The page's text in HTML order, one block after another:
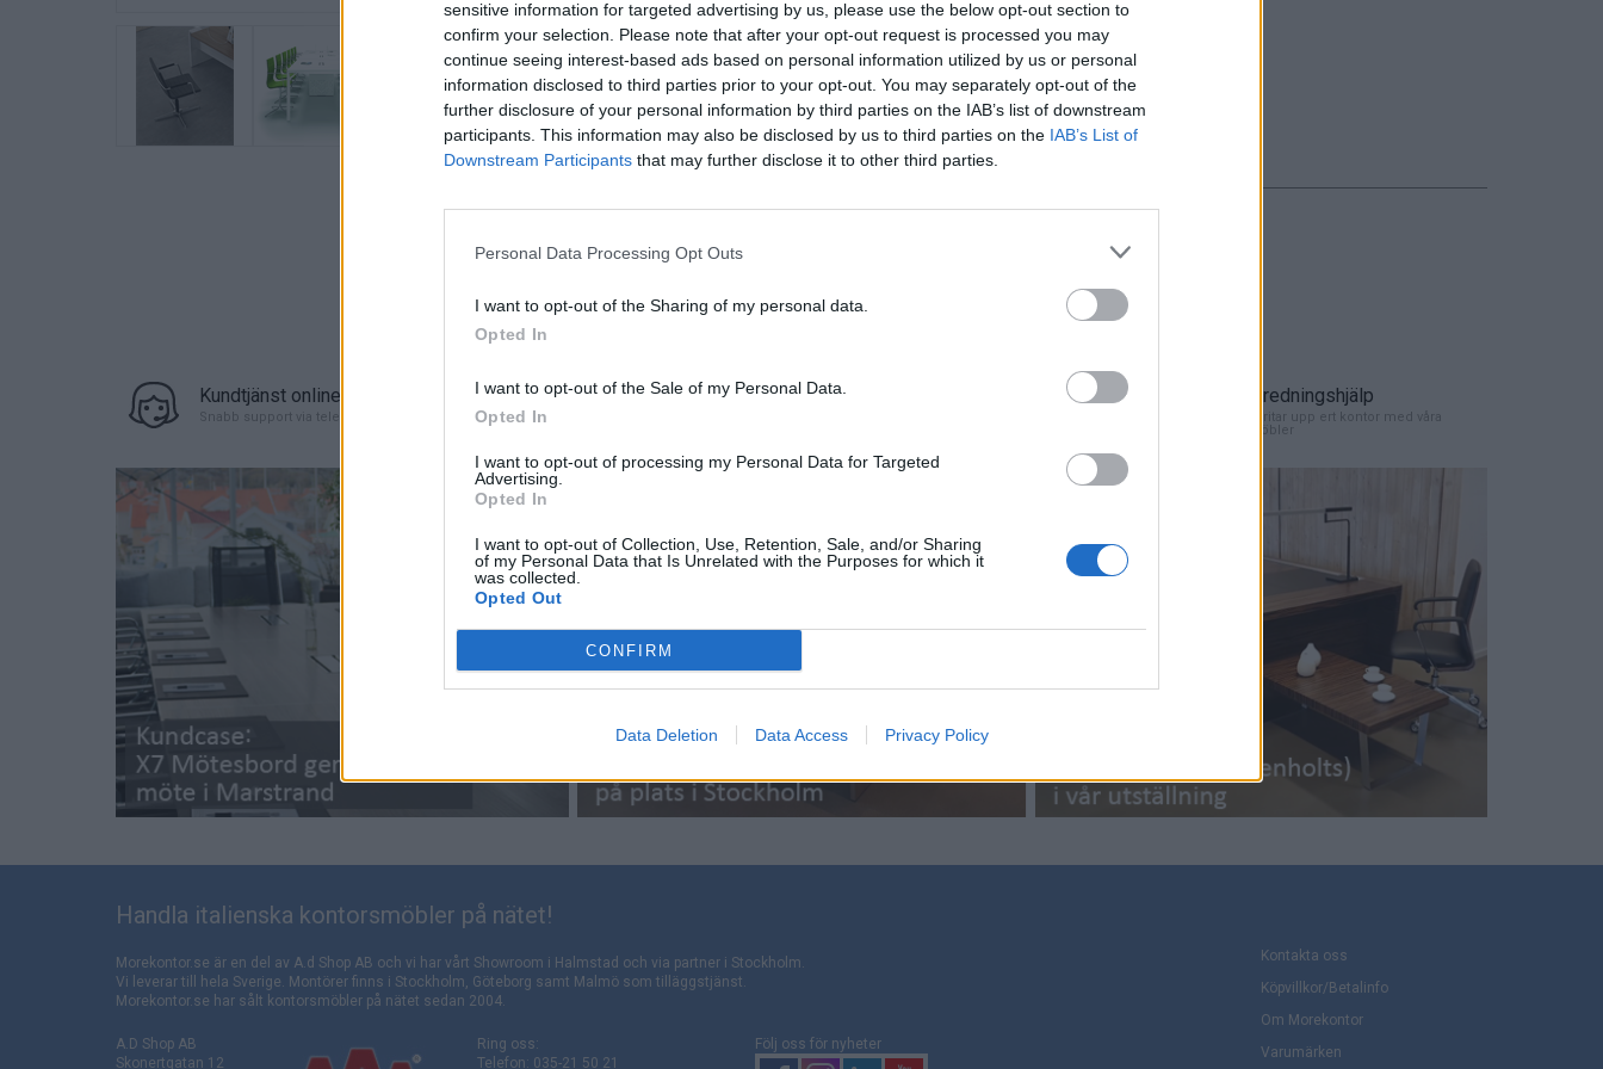
sensitive information for targeted advertising by us, please use the below opt-out section to
confirm your selection. Please note that after your opt-out request is processed you may
continue seeing interest-based ads based on personal information utilized by us or personal
information disclosed to third parties prior to your opt-out. You may separately opt-out of the
further disclosure of your personal information by third parties on the IAB’s list of downstream
participants. This information may also be disclosed by us to third parties on the IAB’s List of
Downstream Participants that may further disclose it to other third parties.
Personal Data Processing Opt Outs
I want to opt-out of the Sharing of my personal data.
Opted In
I want to opt-out of the Sale of my Personal Data.
Opted In
I want to opt-out of processing my Personal Data for Targeted
Advertising.
Opted In
I want to opt-out of Collection, Use, Retention, Sale, and/or Sharing
of my Personal Data that Is Unrelated with the Purposes for which it
was collected.
Opted Out
CONFIRM
Data Deletion Data Access Privacy Policy
52.950:- (exkl. moms)
Lägg i varukorg
Art nr:AD2000 |Leveranstid:Ca 3 veckor
Betala mot faktura (pdf), e-faktura eller Visa/Mastercard.
Kundtjänst online
Snabb support via telefon eller chat
Leverans till er dörr Inredningshjälp
Vi ritar upp ert kontor med våra
möbler
Handla italienska kontorsmöbler på nätet!
Morekontor.se är en del av A.d Shop AB och vi har vårt Showroom i Halmstad och via partner i Stockholm.
Vi leverar till hela Sverige. Montörer finns i Stockholm, Göteborg samt Malmö som tilläggstjänst.
Morekontor.se har sålt kontorsmöbler på nätet sedan 2004.
Kontakta oss
Köpvillkor/Betalinfo
Om Morekontor
Varumärken
A.D Shop AB
Skonertgatan 12
Ring oss:
Telefon: 035-21 50 21
Följ oss för nyheter